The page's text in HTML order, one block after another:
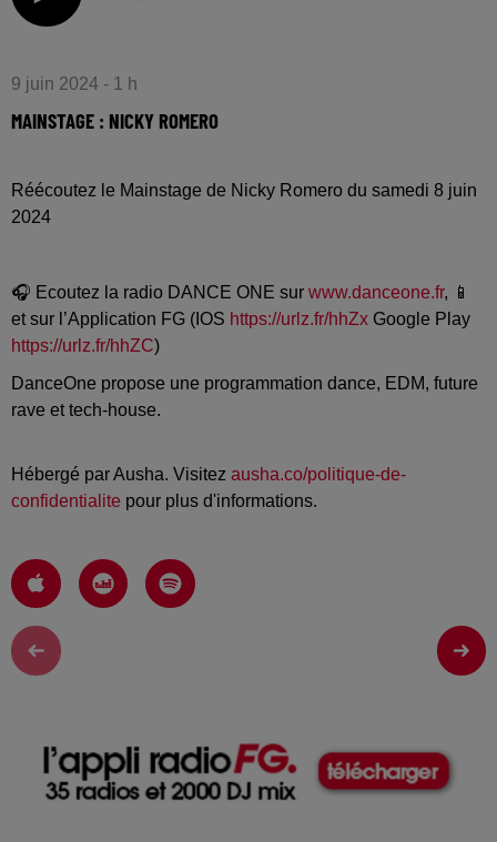
9 juin 2024 - 1 h
MAINSTAGE : NICKY ROMERO
Réécoutez le Mainstage de Nicky Romero du samedi 8 juin
2024
🎧 Ecoutez la radio DANCE ONE sur www.danceone.fr, 📱
et sur l’Application FG (IOS https://urlz.fr/hhZx Google Play
https://urlz.fr/hhZC)
DanceOne propose une programmation dance, EDM, future
rave et tech-house.
Hébergé par Ausha. Visitez ausha.co/politique-de-
confidentialite pour plus d'informations.